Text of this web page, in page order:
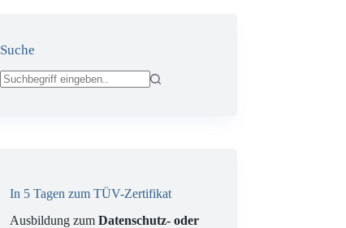
Suche
In 5 Tagen zum TÜV-Zertifikat
Ausbildung zumDatenschutz- oder